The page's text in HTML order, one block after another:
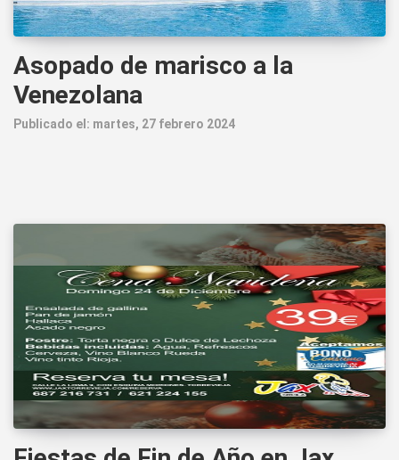
Asopado de marisco a la
Venezolana
Publicado el: martes, 27 febrero 2024